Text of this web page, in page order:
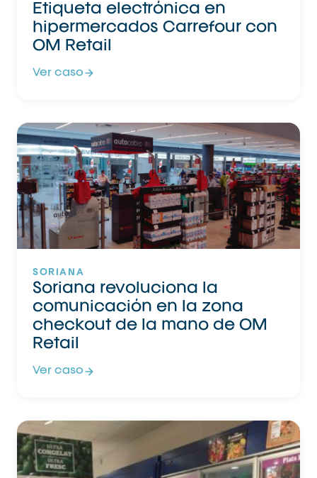
Etiqueta electrónica en
hipermercados Carrefour con
OM Retail
Ver caso
SORIANA
Soriana revoluciona la
comunicación en la zona
checkout de la mano de OM
Retail
Ver caso